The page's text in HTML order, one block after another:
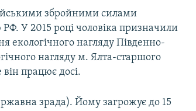
збройними силами
У 2015 році чоловіка призначили
екологічного нагляду Південно-
нагляду м. Ялта-старшого
працює досі.
зрада). Йому загрожує до 15